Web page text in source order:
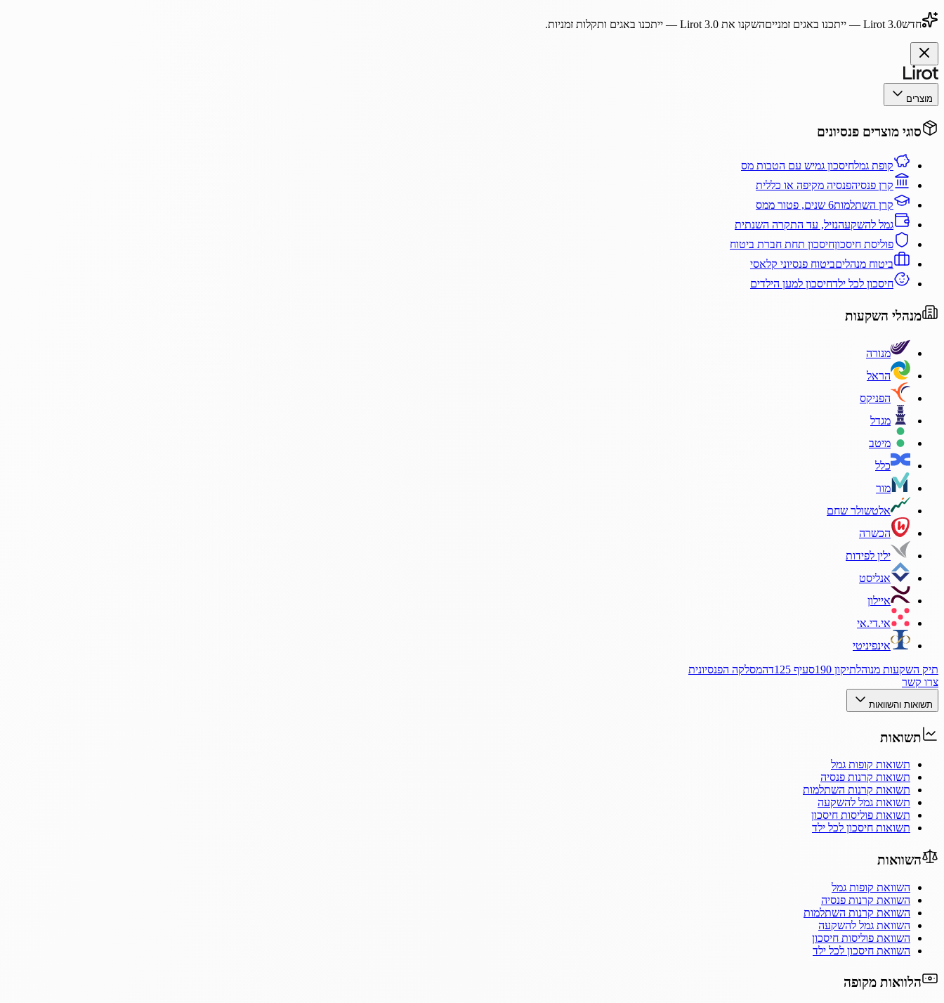
חדשLirot 3.0 — ייתכנו באגים זמנייםהשקנו את Lirot 3.0 — ייתכנו באגים ותקלות זמניות.
מוצרים
סוגי מוצרים פנסיונים
קופת גמלחיסכון גמיש עם הטבות מס
קרן פנסיהפנסיה מקיפה או כללית
קרן השתלמות6 שנים, פטור ממס
גמל להשקעהנזיל, עד התקרה השנתית
פוליסת חיסכוןחיסכון תחת חברת ביטוח
ביטוח מנהליםביטוח פנסיוני קלאסי
חיסכון לכל ילדחיסכון למען הילדים
מנהלי השקעות
מנורה
הראל
הפניקס
מגדל
מיטב
כלל
מור
אלטשולר שחם
הכשרה
ילין לפידות
אנליסט
איילון
אי.די.אי
אינפיניטי
תיק השקעות מנוהלתיקון 190 סעיף 125ד
המסלקה הפנסיונית
צרו קשר
תשואות והשוואות
תשואות
תשואות קופות גמל
תשואות קרנות פנסיה
תשואות קרנות השתלמות
תשואות גמל להשקעה
תשואות פוליסות חיסכון
תשואות חיסכון לכל ילד
השוואות
השוואת קופות גמל
השוואת קרנות פנסיה
השוואת קרנות השתלמות
השוואת גמל להשקעה
השוואת פוליסות חיסכון
השוואת חיסכון לכל ילד
הלוואות מקופה